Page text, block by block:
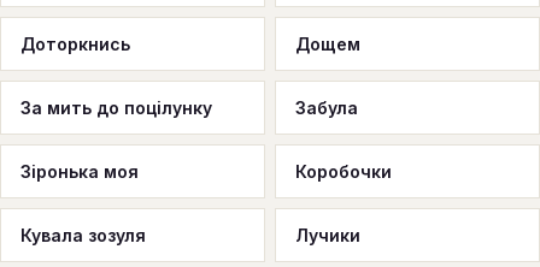
Доторкнись Дощем
За мить до поцілунку Забула
Зіронька моя Коробочки
Кувала зозуля Лучики